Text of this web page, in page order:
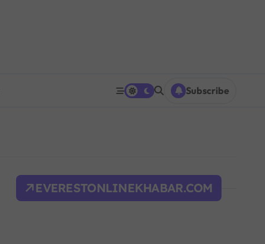
शक्ति सङ्घर्ष सतहमा
बल’ र एम्बाप्पेलाई ‘गोल्डेन बुट’
दरहरू निर्धारण
Subscribe
EVERESTONLINEKHABAR.COM